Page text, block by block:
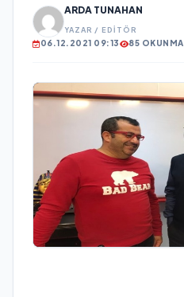
ARDA TUNAHAN
YAZAR / EDITÖR
06.12.2021 09:13 85 OKUNMA